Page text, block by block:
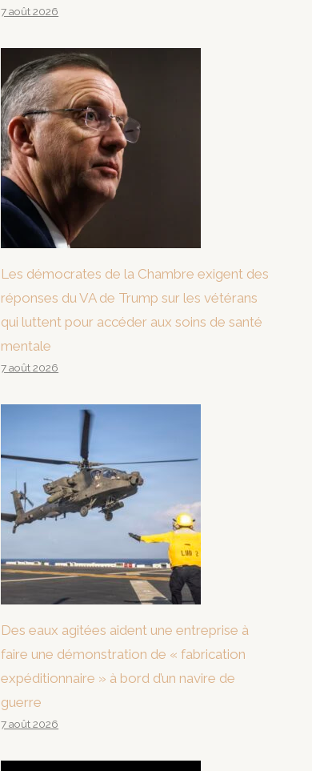
7 août 2026
Les démocrates de la Chambre exigent des
réponses du VA de Trump sur les vétérans
qui luttent pour accéder aux soins de santé
mentale
7 août 2026
Des eaux agitées aident une entreprise à
faire une démonstration de « fabrication
expéditionnaire » à bord d’un navire de
guerre
7 août 2026